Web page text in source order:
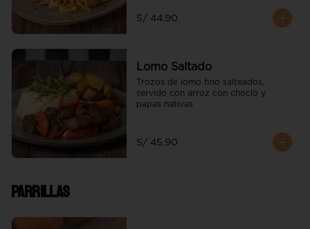
S/ 44.90
Lomo Saltado
Trozos de lomo fino salteados,
servido con arroz con choclo y
papas nativas
S/ 45.90
Parrillas